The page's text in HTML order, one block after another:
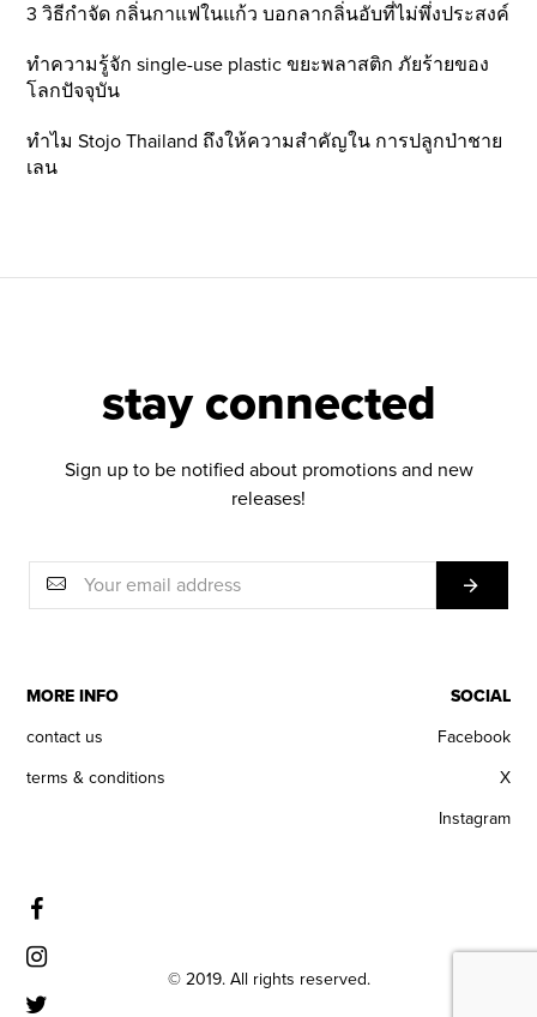
3 วิธีกำจัด กลิ่นกาแฟในแก้ว บอกลากลิ่นอับที่ไม่พึ่งประสงค์
ทำความรู้จัก single-use plastic ขยะพลาสติก ภัยร้ายของ
โลกปัจจุบัน
ทำไม Stojo Thailand ถึงให้ความสำคัญใน การปลูกป่าชาย
เลน
stay connected
Sign up to be notified about promotions and new
releases!
MORE INFO
contact us
terms & conditions
SOCIAL
Facebook
X
Instagram
© 2019. All rights reserved.